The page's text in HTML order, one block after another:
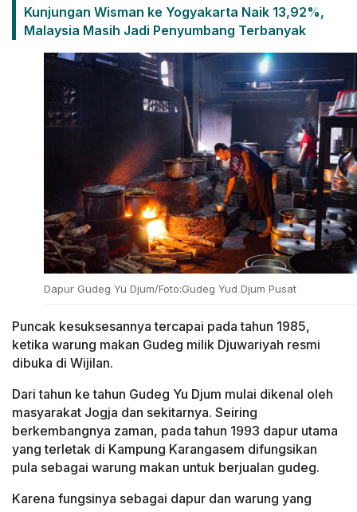
Kunjungan Wisman ke Yogyakarta Naik 13,92%,
Malaysia Masih Jadi Penyumbang Terbanyak
Dapur Gudeg Yu Djum/Foto:Gudeg Yud Djum Pusat
Puncak kesuksesannya tercapai pada tahun 1985,
ketika warung makan Gudeg milik Djuwariyah resmi
dibuka di Wijilan.
Dari tahun ke tahun Gudeg Yu Djum mulai dikenal oleh
masyarakat Jogja dan sekitarnya. Seiring
berkembangnya zaman, pada tahun 1993 dapur utama
yang terletak di Kampung Karangasem difungsikan
pula sebagai warung makan untuk berjualan gudeg.
Karena fungsinya sebagai dapur dan warung yang